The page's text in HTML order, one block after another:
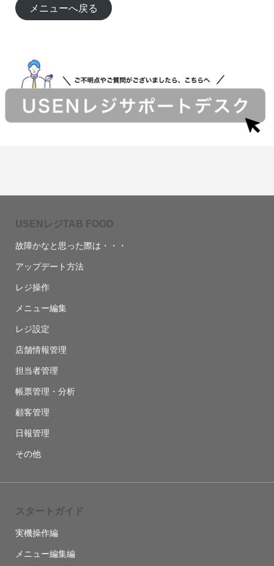
メニューへ戻る
USENレジTAB FOOD
故障かなと思った際は・・・
アップデート方法
レジ操作
メニュー編集
レジ設定
店舗情報管理
担当者管理
帳票管理・分析
顧客管理
日報管理
その他
スタートガイド
実機操作編
メニュー編集編